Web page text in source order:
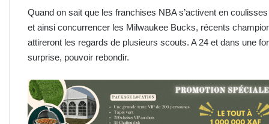
Quand on sait que les franchises NBA s’activent en
et ainsi concurrencer les Milwaukee Bucks, récents
attireront les regards de plusieurs scouts. A 24 et dans une
surprise, pouvoir rebondir.